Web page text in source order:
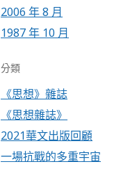
2006 年 8 月
1987 年 10 月
分類
《思想》雜誌
《思想雜誌》
2021華文出版回顧
一場抗戰的多重宇宙